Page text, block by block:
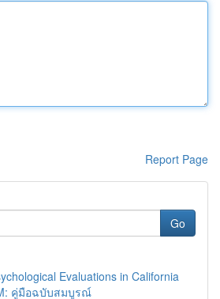
Report Page
Go
Evaluations in California
คู่มือฉบับสมบูรณ์